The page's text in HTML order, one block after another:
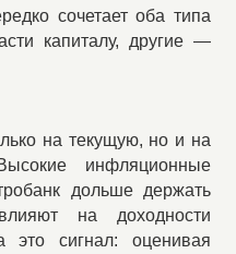
сочетает оба типа
капиталу, другие —
на текущую, но и на
инфляционные
дольше держать
на доходности
это сигнал: оценивая